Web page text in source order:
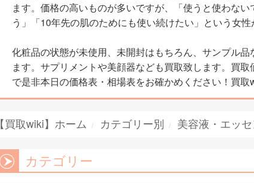
ます。価格の高いものが多いですが、「使うと使わな
う」「10年先の肌のためにも使い続けたい」という女性
化粧品の状態が未使用、未開封はもちろん、サンプル品
ます。サプリメントや美顔器なども買取致します。買
で是非本日の価格表・相場表をお確かめください！買取
【買取wiki】ホーム カテゴリー別 美容液・エッセ
カテゴリー